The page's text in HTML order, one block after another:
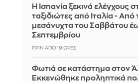
Η Ισπανία ξεκινά ελέγχους
ταξιδιώτες από Ιταλία - Από
μεσάνυχτα του Σαββάτου
Σεπτεμβρίου
ΠΡΙΝ ΑΠΌ 19 ΏΡΕΣ
Φωτιά σε κατάστημα στον
Εκκενώθηκε προληπτικά